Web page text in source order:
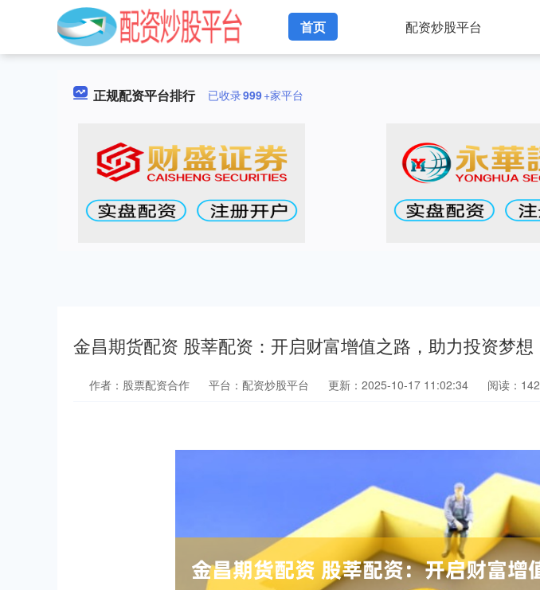
首页 配资炒股平台
正规配资平台排行 已收录999+家平台
金昌期货配资 股莘配资：开启财富增值之路，助力投资梦想
作者：股票配资合作 平台：配资炒股平台 更新：2025-10-17 11:02:34 阅读：142